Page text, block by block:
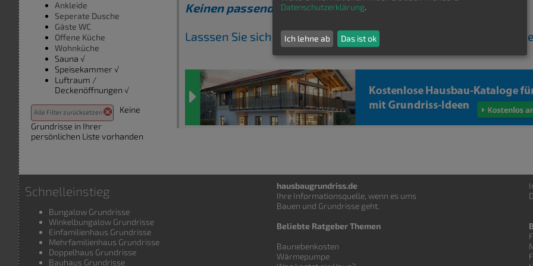
Keinen passenden Grundriss gefunden?
Lasssen Sie sich kostenfrei Grundrisse von Hausbaufirmen
Ankleide
Seperate Dusche
Gäste WC
Offene Küche
Wohnküche
Sauna √
Speisekammer √
Luftraum /
Deckenöffnungen √
Alle Filter zurücksetzen
Keine
Grundrisse in Ihrer
persönlichen Liste vorhanden
Schnelleinstieg
Bungalow Grundrisse
Winkelbungalow Grundrisse
Einfamilienhaus Grundrisse
Mehrfamilienhaus Grundrisse
Doppelhaus Grundrisse
Bauhaus Grundrisse
hausbaugrundriss.de
Ihre Informationsquelle, wenn es ums
Bauen und Grundrisse geht.
Beliebte Ratgeber Themen
Baunebenkosten
Wärmepumpe
Datenschutzerklärung.
Ich lehne ab Das ist ok